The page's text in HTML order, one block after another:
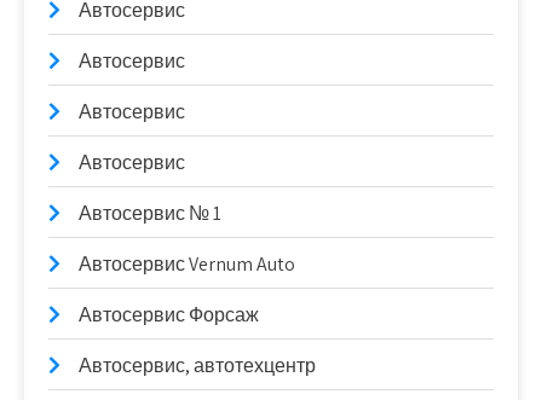
Автосервис
Автосервис
Автосервис
Автосервис
Автосервис № 1
Автосервис Vernum Auto
Автосервис Форсаж
Автосервис, автотехцентр